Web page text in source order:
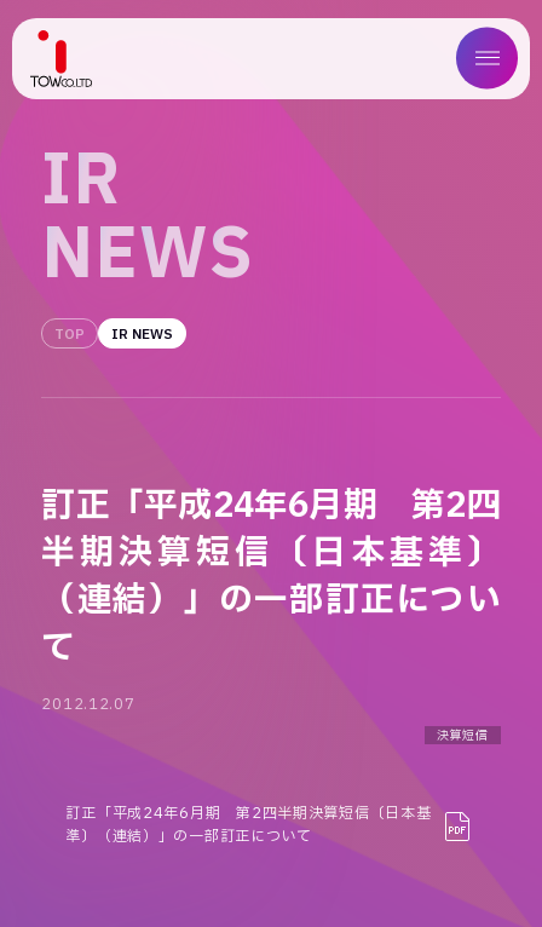
ABOUT US
WORKS
COMPANY
IR
IR
NEWS
TOP IR NEWS
訂正「平成24年6月期 第2四
半期決算短信〔日本基準〕
（連結）」の一部訂正につい
て
2012.12.07
決算短信
訂正「平成24年6月期 第2四半期決算短信〔日本基
準〕（連結）」の一部訂正について